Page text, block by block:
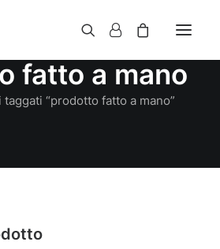
fatto a mano
“prodotto fatto a mano”